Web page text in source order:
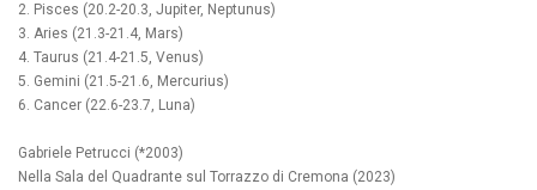
2. Pisces (20.2-20.3, Jupiter, Neptunus)
3. Aries (21.3-21.4, Mars)
4. Taurus (21.4-21.5, Venus)
5. Gemini (21.5-21.6, Mercurius)
6. Cancer (22.6-23.7, Luna)
Gabriele Petrucci (*2003)
Nella Sala del Quadrante sul Torrazzo di Cremona (2023)